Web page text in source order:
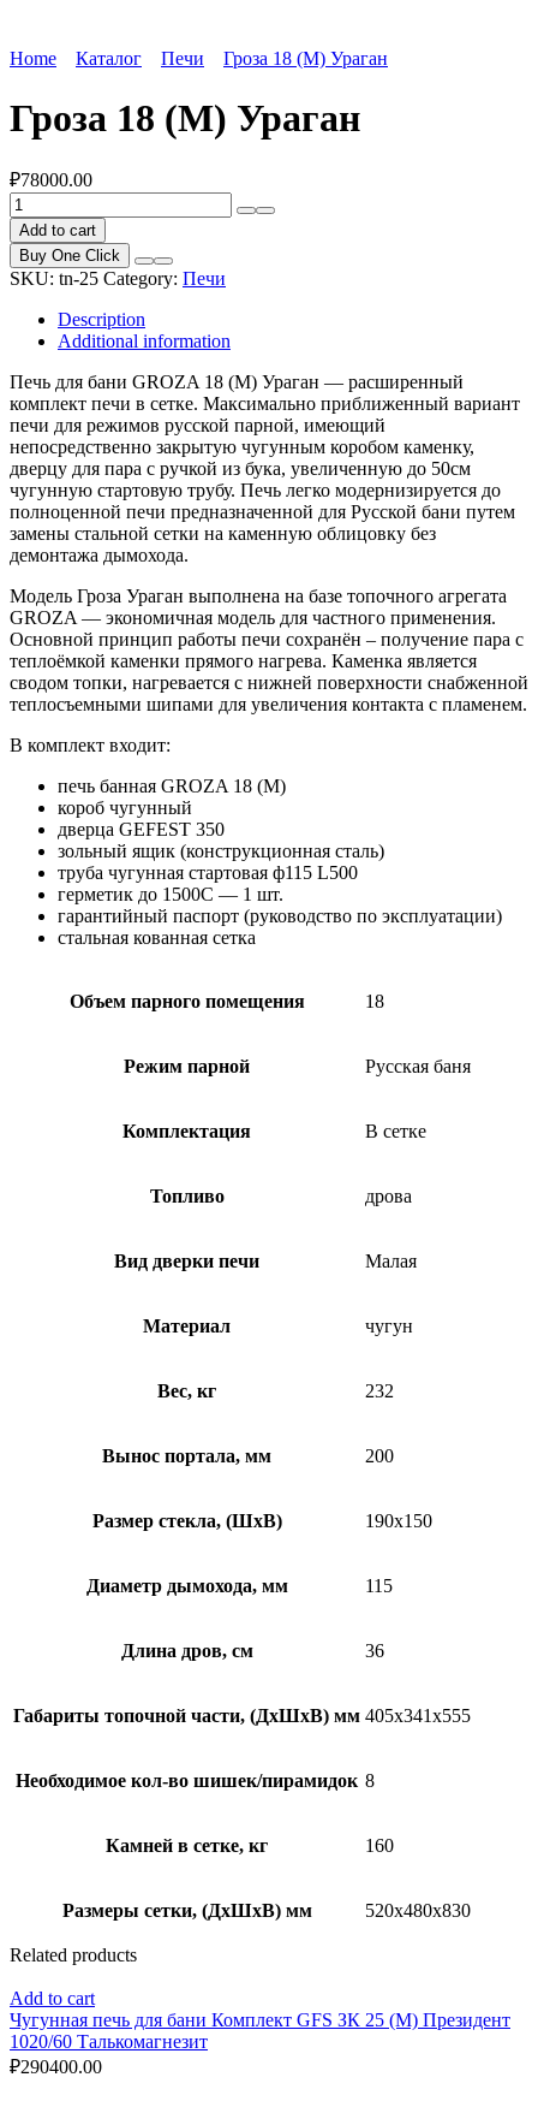
Home Каталог Печи Гроза 18 (М) Ураган
Гроза 18 (М) Ураган
₽78000.00
Гроза
18
(М)
Ураган
quantity
Add to cart
Buy One Click
SKU: tn-25 Category: Печи
Description
Additional information
Печь для бани GROZA 18 (М) Ураган — расширенный
комплект печи в сетке. Максимально приближенный вариант
печи для режимов русской парной, имеющий
непосредственно закрытую чугунным коробом каменку,
дверцу для пара с ручкой из бука, увеличенную до 50см
чугунную стартовую трубу. Печь легко модернизируется до
полноценной печи предназначенной для Русской бани путем
замены стальной сетки на каменную облицовку без
демонтажа дымохода.
Модель Гроза Ураган выполнена на базе топочного агрегата
GROZA — экономичная модель для частного применения.
Основной принцип работы печи сохранён – получение пара с
теплоёмкой каменки прямого нагрева. Каменка является
сводом топки, нагревается с нижней поверхности снабженной
теплосъемными шипами для увеличения контакта с пламенем.
В комплект входит:
печь банная GROZA 18 (М)
короб чугунный
дверца GEFEST 350
зольный ящик (конструкционная сталь)
труба чугунная стартовая ф115 L500
герметик до 1500С — 1 шт.
гарантийный паспорт (руководство по эксплуатации)
стальная кованная сетка
Объем парного помещения 18
Режим парной Русская баня
Комплектация В сетке
Топливо дрова
Вид дверки печи Малая
Материал чугун
Вес, кг 232
Вынос портала, мм 200
Размер стекла, (ШхВ) 190х150
Диаметр дымохода, мм 115
Длина дров, см 36
Габариты топочной части, (ДхШхВ) мм 405х341х555
Необходимое кол-во шишек/пирамидок 8
Камней в сетке, кг 160
Размеры сетки, (ДхШхВ) мм 520х480х830
Related products
Add to cart
Чугунная печь для бани Комплект GFS ЗК 25 (М) Президент
1020/60 Талькомагнезит
₽290400.00